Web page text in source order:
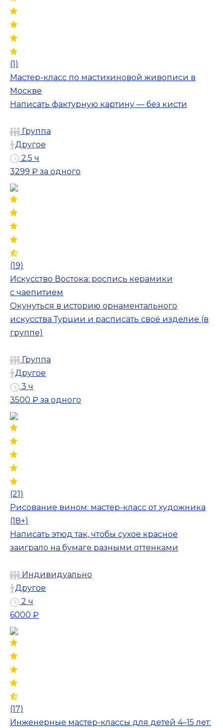
(1)
Мастер-класс по мастихиновой живописи в
Москве
Написать фактурную картину — без кисти
Группа
Другое
2.5 ч
3299 ₽ за одного
(19)
Искусство Востока: роспись керамики
с чаепитием
Окунуться в историю орнаментального
искусства Турции и расписать своё изделие (в
группе)
Группа
Другое
3 ч
3500 ₽ за одного
(21)
Рисование вином: мастер-класс от художника
(18+)
Написать этюд так, чтобы сухое красное
заиграло на бумаге разными оттенками
Индивидуально
Другое
2 ч
6000 ₽
(17)
Инженерные мастер-классы для детей 4–15 лет: